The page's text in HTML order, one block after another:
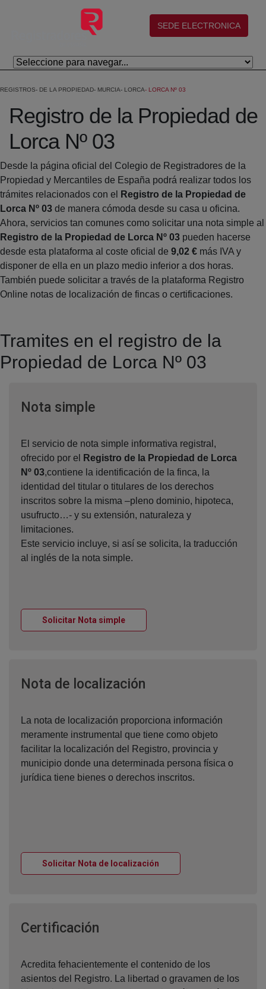
Skip to Main Content
(abre en nueva ventana)
SEDE ELECTRONICA
REGISTROS DE LA PROPIEDAD MURCIA LORCA LORCA Nº 03
Registro de la Propiedad de
Lorca Nº 03
Desde la página oficial del Colegio de Registradores de la
Propiedad y Mercantiles de España podrá realizar todos los
trámites relacionados con el
Registro de la Propiedad de
Lorca Nº 03 de manera cómoda desde su casa u oficina.
Ahora, servicios tan comunes como solicitar una nota simple al
Registro de la Propiedad de Lorca Nº 03 pueden hacerse
desde esta plataforma al coste oficial de 9,02 € más IVA y
disponer de ella en un plazo medio inferior a dos horas.
También puede solicitar a través de la plataforma Registro
Online notas de localización de fincas o certificaciones.
Tramites en el registro de la
Propiedad de Lorca Nº 03
Nota simpleVentana nueva
El servicio de nota simple informativa registral,
ofrecido por el
Registro de la Propiedad de Lorca
Nº 03,contiene la identificación de la finca, la
identidad del titular o titulares de los derechos
inscritos sobre la misma –pleno dominio, hipoteca,
usufructo…- y su extensión, naturaleza y
limitaciones.
Este servicio incluye, si así se solicita, la traducción
al inglés de la nota simple.
Solicitar Nota simpleVentana nueva
Nota de localización
La nota de localización proporciona información
meramente instrumental que tiene como objeto
facilitar la localización del Registro, provincia y
municipio donde una determinada persona física o
jurídica tiene bienes o derechos inscritos.
Solicitar Nota de localización
Certificación
Acredita fehacientemente el contenido de los
asientos del Registro. La libertad o gravamen de los